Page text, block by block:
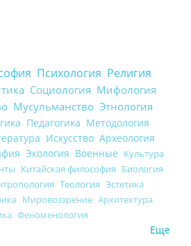
Психология Религия
Социология Мифология
Мусульманство Этнология
Педагогика Методология
Искусство Археология
Экология Военные Культура
Китайская философия Биология
Теология Эстетика
Мировоззрение Архитектура
Феноменология
Еще